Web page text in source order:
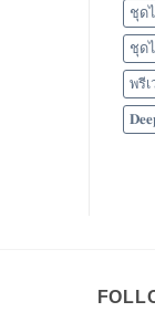
ชุด
ชุด
พรี